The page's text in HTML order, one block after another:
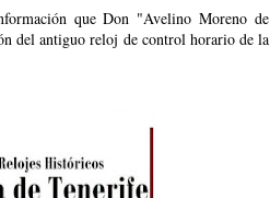
que Don "Avelino Moreno de
del antiguo reloj de control horario de la